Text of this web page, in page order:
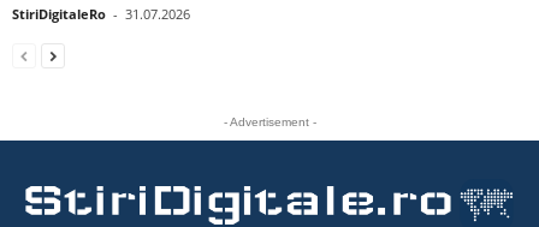
StiriDigitaleRo - 31.07.2026
- Advertisement -